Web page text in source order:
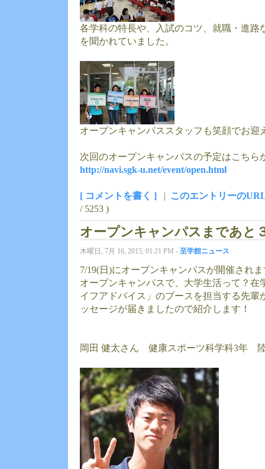
各学科の特長や、入試のコツ、就職・進路
を聞かれていました。
オープンキャンパススタッフも笑顔でお迎
次回のオープンキャンパスの予定はこちら
http://navi.sgk-u.net/event/open.html
[ コメントを書く ] | このエントリーの
/ 5253 )
オープンキャンパスまであと
木曜日, 7月 16, 2015, 01:21 PM - 至学館ニュース
7/19(日)にオープンキャンパスが開催され
オープンキャンパスで、大学生活って？在
イフアドバイス」のブースを担当する先輩
ッセージが届きましたので紹介します！
岡田 健太さん 健康スポーツ科学科3年